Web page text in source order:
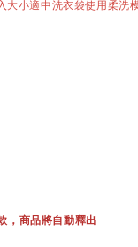
大小適中洗衣袋使用柔洗
，商品將自動釋出